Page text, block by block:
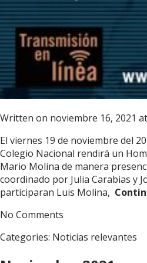
Written on noviembre 16, 2021
El viernes 19 de noviembre del
Colegio Nacional rendirá un
Mario Molina de manera
coordinado por Julia Carabias y
participaran Luis Molina,
No Comments
Categories: Noticias relevantes